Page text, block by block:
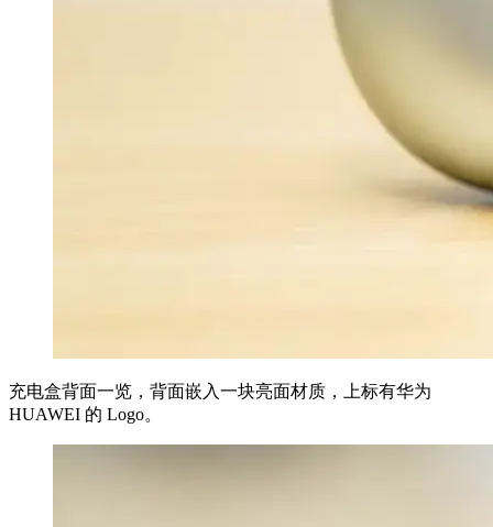
充电盒背面一览，背面嵌入一块亮面材质，上标有华为
HUAWEI 的 Logo。